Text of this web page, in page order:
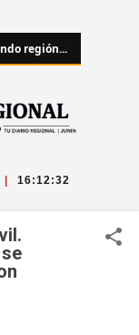
región...
16:12:34